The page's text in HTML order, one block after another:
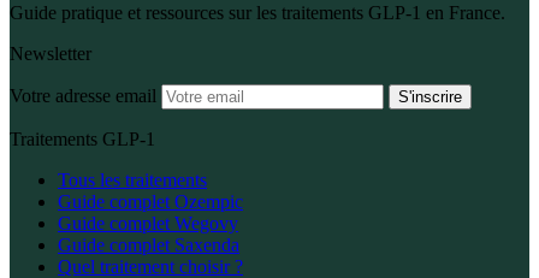
Guide pratique et ressources sur les traitements GLP-1 en France.
Newsletter
Votre adresse email S'inscrire
Traitements GLP-1
Tous les traitements
Guide complet Ozempic
Guide complet Wegovy
Guide complet Saxenda
Quel traitement choisir ?